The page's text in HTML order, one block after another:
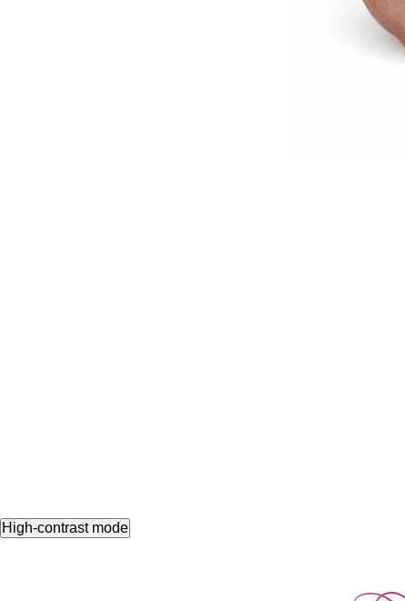
High-contrast mode